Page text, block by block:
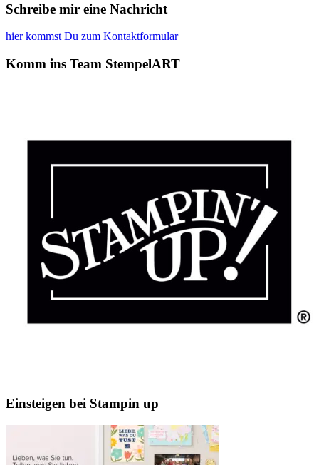
Schreibe mir eine Nachricht
hier kommst Du zum Kontaktformular
Komm ins Team StempelART
Einsteigen bei Stampin up